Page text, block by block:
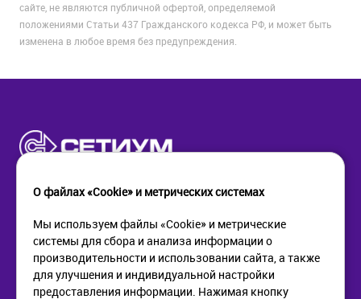
сайте, не являются публичной офертой, определяемой
положениями Статьи 437 Гражданского кодекса РФ, и может быть
изменена в любое время без предупреждения.
КОМПАНИЯ
О компании
Новости
ПОМОЩЬ
Как купить
Доставка
О файлах «Cookie» и метрических системах
Мы используем файлы «Cookie» и метрические
системы для сбора и анализа информации о
производительности и использовании сайта, а также
для улучшения и индивидуальной настройки
предоставления информации. Нажимая кнопку